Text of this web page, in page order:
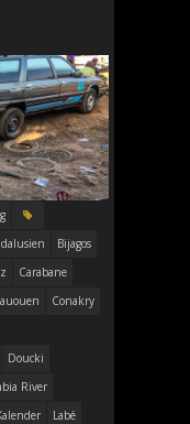
Bijagos
Carabane
Conakry
Doucki
River
Labé